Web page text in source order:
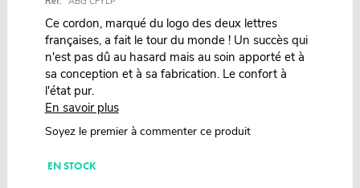
Ce cordon, marqué du logo des deux lettres
françaises, a fait le tour du monde ! Un succès qui
n'est pas dû au hasard mais au soin apporté et à
sa conception et à sa fabrication. Le confort à
l'état pur.
En savoir plus
Soyez le premier à commenter ce produit
EN STOCK